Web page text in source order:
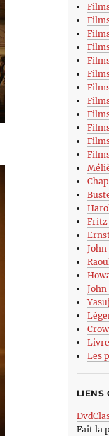
Fritz
John
Les
LIENS
Fait la